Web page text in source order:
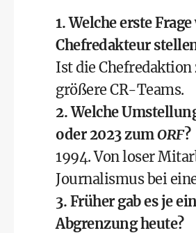
1. Welche erste
Chefredakteur
Ist die
größere CR-Teams.
2. Welche
oder 2023 zumORF?
1994. Von loser
Journalismus bei
3. Früher gab es je
Abgrenzung heute?